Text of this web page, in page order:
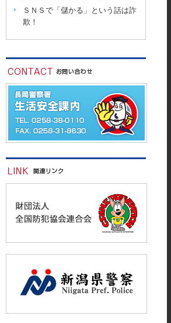
ＳＮＳで「儲かる」という話は詐
欺！